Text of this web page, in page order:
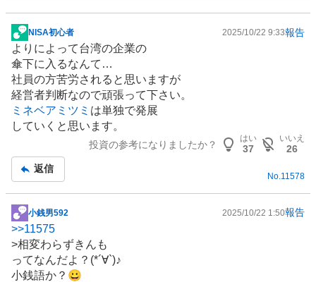
掲
示
板
記
事
NISA初心者 2025/10/22 9:33報告
よりによって台湾の企業の
傘下に入るなんて…
社員の方苦労されると思いますが
経営者判断なので頑張って下さい。
ミネベアミツミ は単独で発展
していくと思います。
投資の参考になりましたか？
はい
37
いいえ
26
返信
No. 11578
掲
示
板
記
小銭男592 2025/10/22 1:50報告
>>11575
>相変わらずきんも
ってなんだよ？(*´∀`)♪
小銭語か？😀